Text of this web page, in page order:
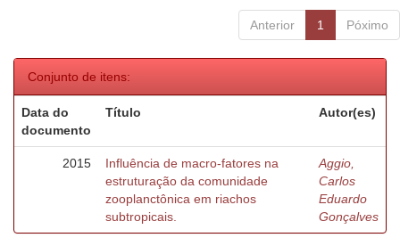
Anterior 1 Póximo
Conjunto de itens:
Data do
documento
Título Autor(es)
2015
Influência de macro-fatores na
estruturação da comunidade
zooplanctônica em riachos
subtropicais.
Aggio,
Carlos
Eduardo
Gonçalves